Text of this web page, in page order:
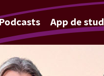
Podcasts App de